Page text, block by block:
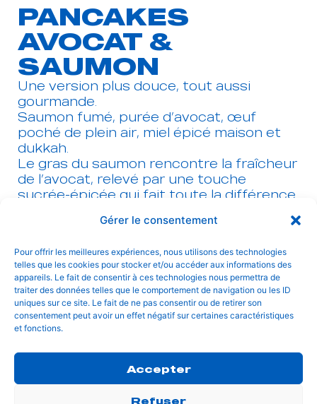
PANCAKES
AVOCAT &
SAUMON
Une version plus douce, tout aussi
gourmande.
Saumon fumé, purée d’avocat, œuf
poché de plein air, miel épicé maison et
dukkah.
Le gras du saumon rencontre la fraîcheur
de l’avocat, relevé par une touche
sucrée-épicée qui fait toute la différence.